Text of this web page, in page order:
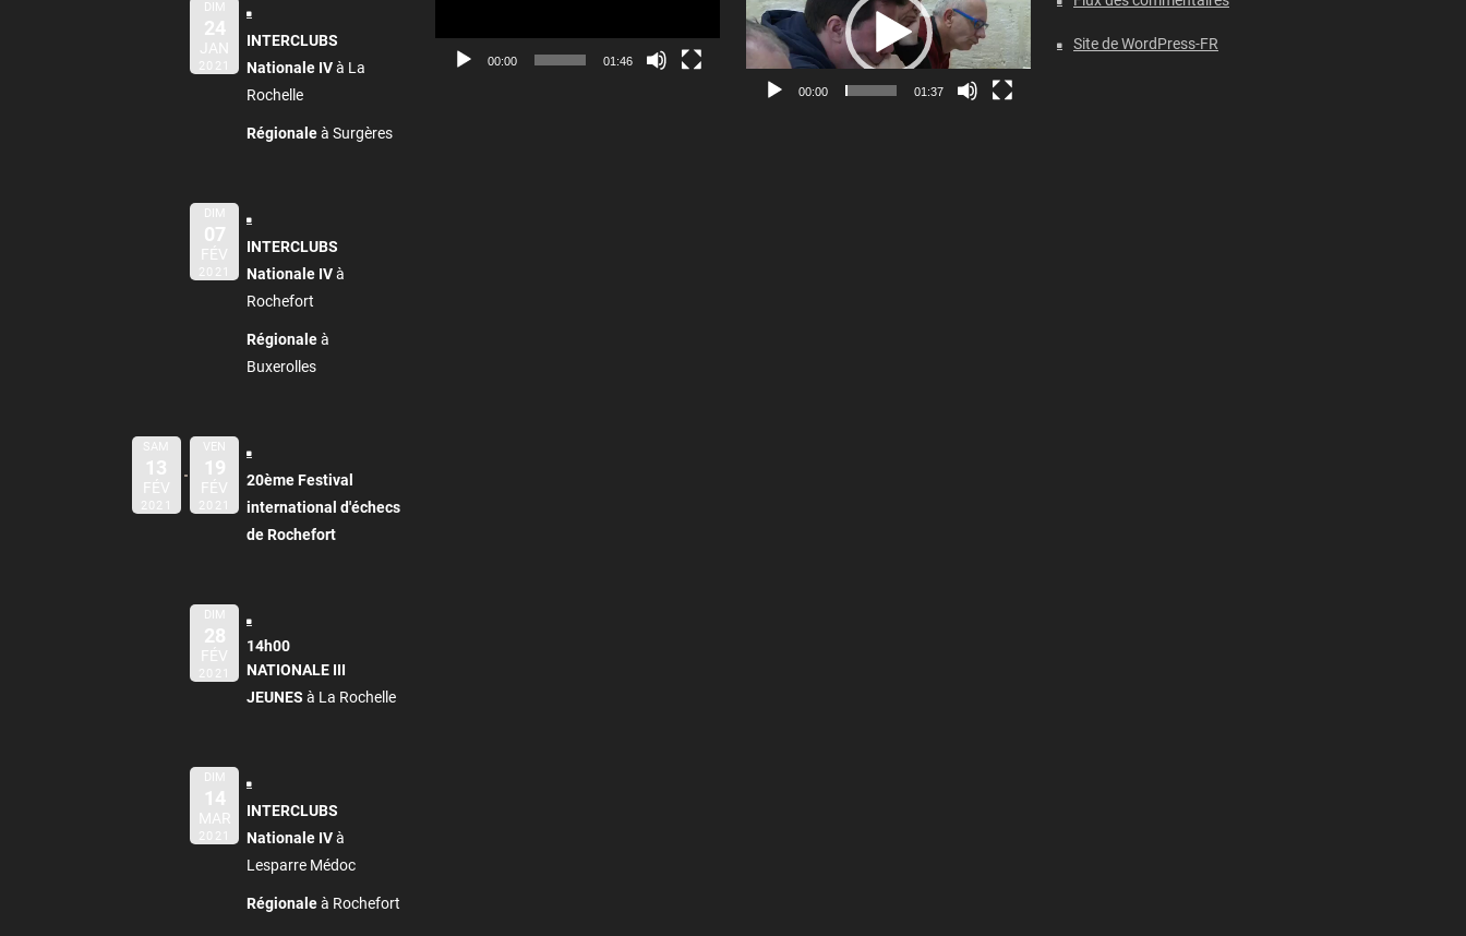
DIM
24
JAN
2021
INTERCLUBS
Nationale IVà La
Rochelle
Régionaleà Surgères
DIM
07
FÉV
2021
INTERCLUBS
Nationale IVà
Rochefort
Régionaleà
Buxerolles
SAM
13
FÉV
2021
VEN
19
FÉV
2021
20ème Festival
international d'échecs
de Rochefort
DIM
28
FÉV
2021
14h00
NATIONALE III
JEUNES à La Rochelle
DIM
14
MAR
2021
INTERCLUBS
Nationale IVà
Lesparre Médoc
Régionaleà Rochefort
00:00 01:46
00:00 01:37
Site de WordPress-FR